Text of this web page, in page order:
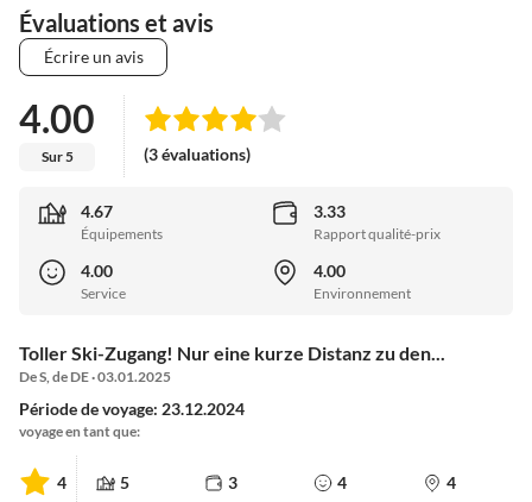
Évaluations et avis
Écrire un avis
4.00
Sur 5 (3 évaluations)
4.67
Équipements
3.33
Rapport qualité-prix
4.00
Service
4.00
Environnement
Toller Ski-Zugang! Nur eine kurze Distanz zu den...
De S, de DE · 03.01.2025
Période de voyage: 23.12.2024
voyage en tant que:
4 5 3 4 4